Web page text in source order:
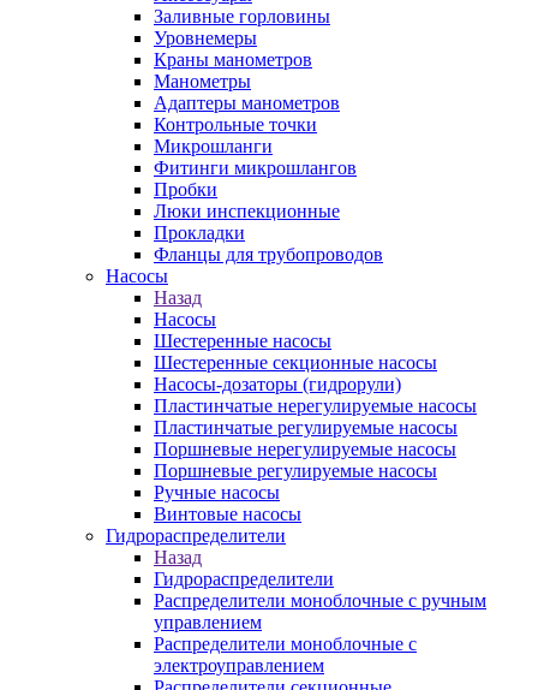
Заливные горловины
Уровнемеры
Краны манометров
Манометры
Адаптеры манометров
Контрольные точки
Микрошланги
Фитинги микрошлангов
Пробки
Люки инспекционные
Прокладки
Фланцы для трубопроводов
Насосы
Назад
Насосы
Шестеренные насосы
Шестеренные секционные насосы
Насосы-дозаторы (гидрорули)
Пластинчатые нерегулируемые насосы
Пластинчатые регулируемые насосы
Поршневые нерегулируемые насосы
Поршневые регулируемые насосы
Ручные насосы
Винтовые насосы
Гидрораспределители
Назад
Гидрораспределители
Распределители моноблочные с ручным
управлением
Распределители моноблочные с
электроуправлением